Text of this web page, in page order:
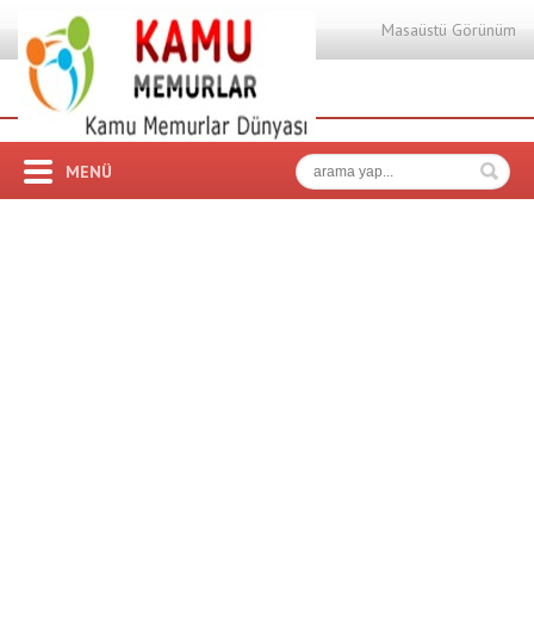
Masaüstü Görünüm
MENÜ